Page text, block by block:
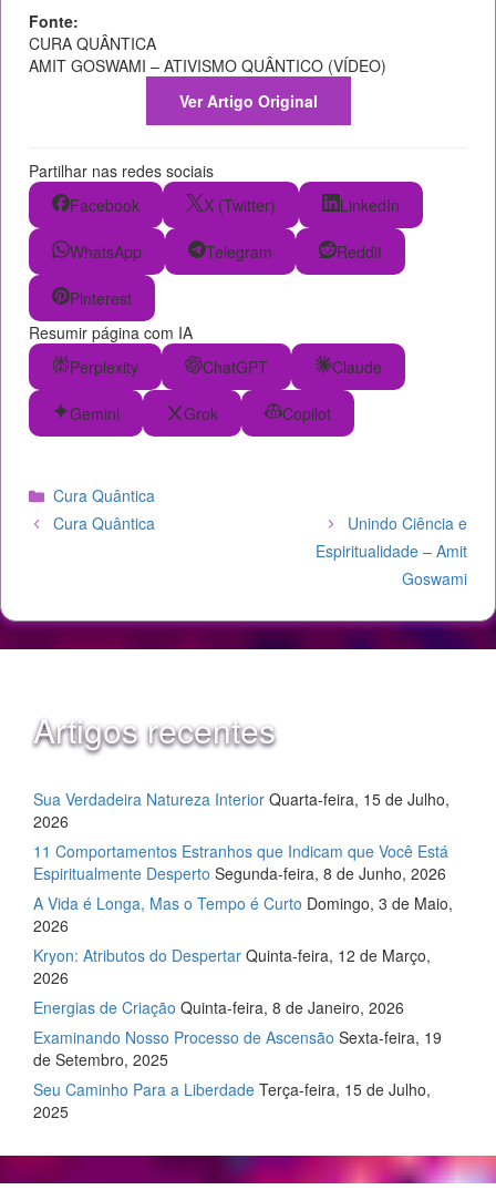
Fonte:
CURA QUÂNTICA
AMIT GOSWAMI – ATIVISMO QUÂNTICO (VÍDEO)
Ver Artigo Original
Partilhar nas redes sociais
Facebook
X (Twitter) LinkedIn
WhatsApp Telegram Reddit
Pinterest
Resumir página com IA
Perplexity
ChatGPT Claude
Gemini Grok Copilot
Categorias
Cura Quântica
Cura Quântica
Unindo Ciência e
Espiritualidade – Amit
Goswami
Artigos recentes
Sua Verdadeira Natureza Interior Quarta-feira, 15 de Julho,
2026
11 Comportamentos Estranhos que Indicam que Você Está
Espiritualmente Desperto Segunda-feira, 8 de Junho, 2026
A Vida é Longa, Mas o Tempo é Curto Domingo, 3 de Maio,
2026
Kryon: Atributos do Despertar Quinta-feira, 12 de Março,
2026
Energias de Criação Quinta-feira, 8 de Janeiro, 2026
Examinando Nosso Processo de Ascensão Sexta-feira, 19
de Setembro, 2025
Seu Caminho Para a Liberdade Terça-feira, 15 de Julho,
2025